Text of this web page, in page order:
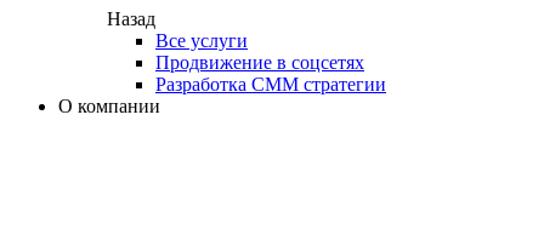
Назад
Все услуги
Продвижение в соцсетях
Разработка СММ стратегии
О компании